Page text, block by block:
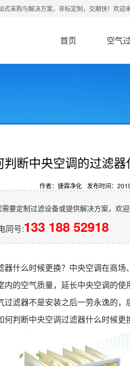
采购与解决方案，非标定制，交期快！欢迎
首页 空气
判断中央空调的过滤
作者：捷霖净化 发布时间：
要定制过滤设备或提供解决方案，欢迎
同号:133 188 52918
器什么时候更换？中央空调在商
内的空气质量，延长中央空调的
过滤器不是安装之后一劳永逸的
何判断中央空调过滤器什么时候更